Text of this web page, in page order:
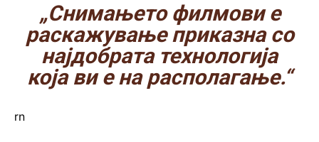
„Снимањето филмови е
раскажување приказна со
најдобрата технологија
која ви е на располагање.“
rn